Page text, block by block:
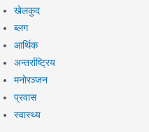
खेलकुद
ब्लग
आर्थिक
अन्तर्राष्ट्रिय
मनोरञ्जन
प्रवास
स्वास्थ्य